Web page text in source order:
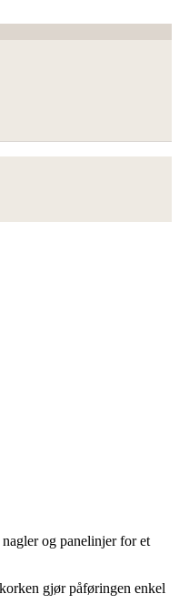
og panelinjer for et
gjør påføringen enkel